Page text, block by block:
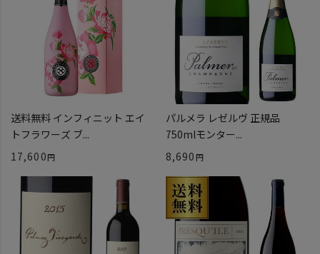
送料無料 インフィニット エイ
トフラワーズ ブ...
17,600
パルメラ レゼルヴ 正規品
750mlモンター...
8,690